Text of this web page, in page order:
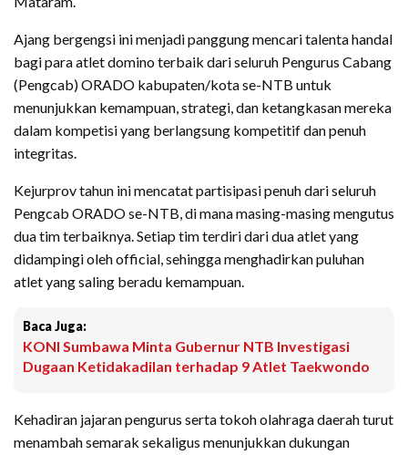
Ajang bergengsi ini menjadi panggung mencari talenta handal
bagi para atlet domino terbaik dari seluruh Pengurus Cabang
(Pengcab) ORADO kabupaten/kota se-NTB untuk
menunjukkan kemampuan, strategi, dan ketangkasan mereka
dalam kompetisi yang berlangsung kompetitif dan penuh
integritas.
Kejurprov tahun ini mencatat partisipasi penuh dari seluruh
Pengcab ORADO se-NTB, di mana masing-masing mengutus
dua tim terbaiknya. Setiap tim terdiri dari dua atlet yang
didampingi oleh official, sehingga menghadirkan puluhan
atlet yang saling beradu kemampuan.
Baca Juga:
KONI Sumbawa Minta Gubernur NTB Investigasi
Dugaan Ketidakadilan terhadap 9 Atlet Taekwondo
Kehadiran jajaran pengurus serta tokoh olahraga daerah turut
menambah semarak sekaligus menunjukkan dukungan